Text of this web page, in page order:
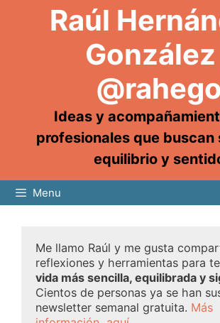
Raúl
González |
@rahego
Ideas y
profesionales que buscan
equilibrio y
Menu
Me llamo Raúl y me gusta
reflexiones y herramientas para
vida más sencilla, equilibrada y
Cientos de personas ya se han
newsletter semanal gratuita. Más